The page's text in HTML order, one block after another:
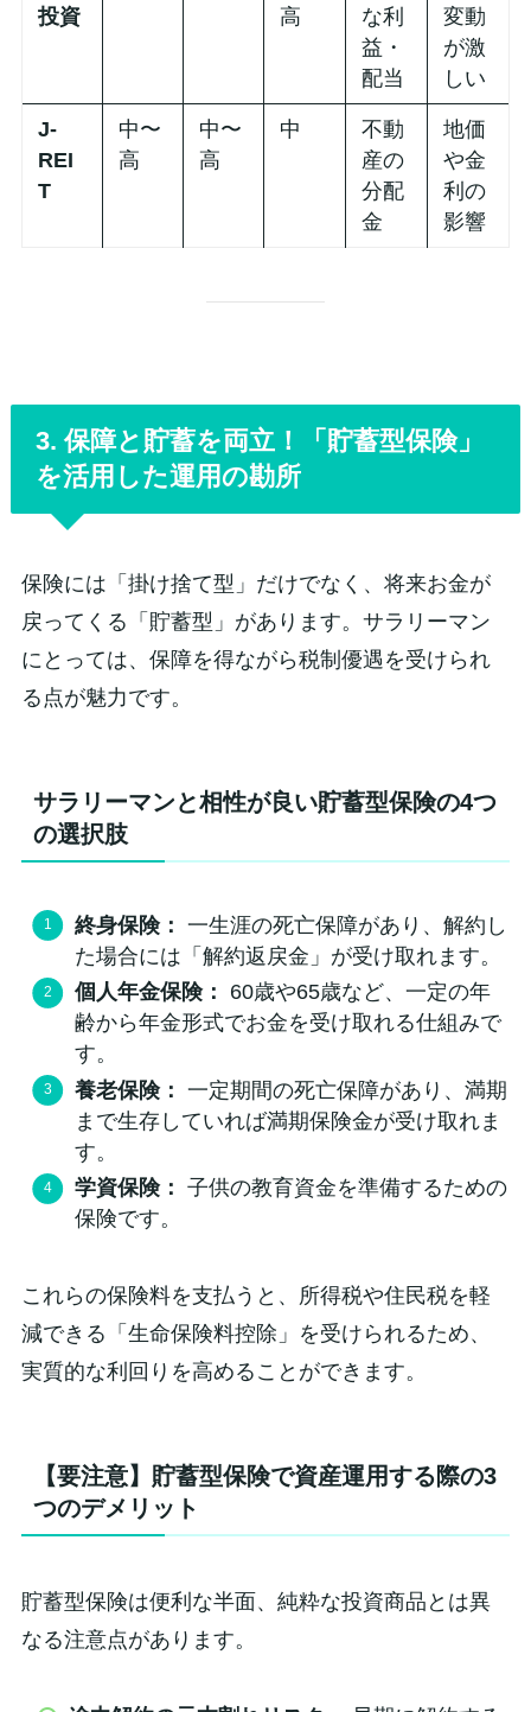
投資
高
な利
益・
配当
変動
が激
しい
J-
REI
T
中〜
高
中〜
高
中
不動
産の
分配
金
地価
や金
利の
影響
3. 保障と貯蓄を両立！「貯蓄型保険」
を活用した運用の勘所
保険には「掛け捨て型」だけでなく、将来お金が
戻ってくる「貯蓄型」があります。サラリーマン
にとっては、保障を得ながら税制優遇を受けられ
る点が魅力です。
サラリーマンと相性が良い貯蓄型保険の4つ
の選択肢
終身保険： 一生涯の死亡保障があり、解約し
た場合には「解約返戻金」が受け取れます。
個人年金保険：
60歳や65歳など、一定の年
齢から年金形式でお金を受け取れる仕組みで
す。
養老保険： 一定期間の死亡保障があり、満期
まで生存していれば満期保険金が受け取れま
す。
学資保険： 子供の教育資金を準備するための
保険です。
これらの保険料を支払うと、所得税や住民税を軽
減できる「生命保険料控除」を受けられるため、
実質的な利回りを高めることができます。
【要注意】貯蓄型保険で資産運用する際の3
つのデメリット
貯蓄型保険は便利な半面、純粋な投資商品とは異
なる注意点があります。